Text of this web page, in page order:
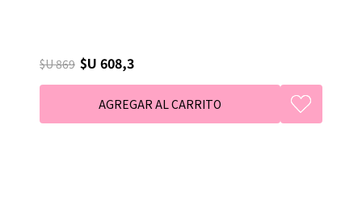
$U 869 $U 608,3